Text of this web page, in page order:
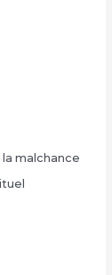
malchance